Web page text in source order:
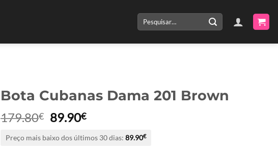
Pesquisar
por:
Bota Cubanas Dama 201 Brown
179.80€ O
original
89.90€O
atual
Preço mais baixo dos últimos 30 dias: 89.90€